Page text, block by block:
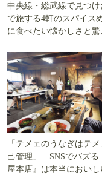
中央線・総武線で見つけ
で旅する4軒のスパイス
に食べたい懐かしさと驚
「テメェのうなぎはテ
己管理」 SNSでバズる
屋本店』は本当においし